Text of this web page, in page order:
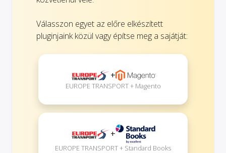
Válasszon egyet az előre elkészített
pluginjaink közül vagy építse meg a sajátját:
+
EUROPE TRANSPORT + Magento
+
EUROPE TRANSPORT + Standard Books